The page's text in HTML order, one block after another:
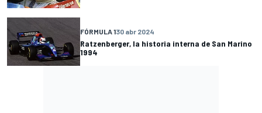
FÓRMULA 130 abr 2024
Ratzenberger, la historia interna de San Marino
1994